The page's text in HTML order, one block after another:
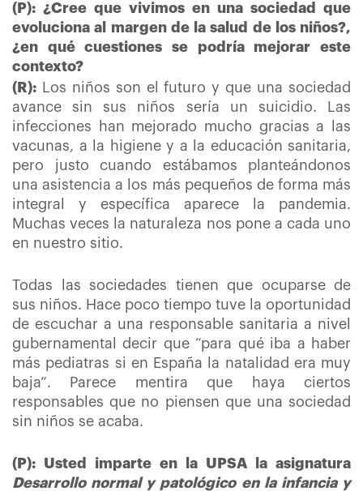
(P): ¿Cree que vivimos en una sociedad que
evoluciona al margen de la salud de los niños?,
¿en qué cuestiones se podría mejorar este
contexto?
(R): Los niños son el futuro y que una sociedad
avance sin sus niños sería un suicidio. Las
infecciones han mejorado mucho gracias a las
vacunas, a la higiene y a la educación sanitaria,
pero justo cuando estábamos planteándonos
una asistencia a los más pequeños de forma más
integral y específica aparece la pandemia.
Muchas veces la naturaleza nos pone a cada uno
en nuestro sitio.
Todas las sociedades tienen que ocuparse de
sus niños. Hace poco tiempo tuve la oportunidad
de escuchar a una responsable sanitaria a nivel
gubernamental decir que “para qué iba a haber
más pediatras si en España la natalidad era muy
baja”. Parece mentira que haya ciertos
responsables que no piensen que una sociedad
sin niños se acaba.
(P): Usted imparte en la UPSA la asignatura
Desarrollo normal y patológico en la infancia y